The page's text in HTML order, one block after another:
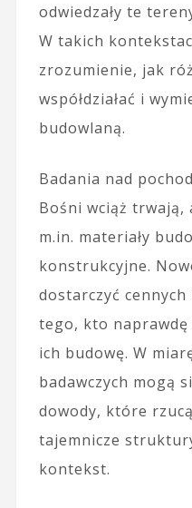
odwiedzały te
W takich
zrozumienie, jak
współdziałać i
budowlaną.
Badania nad
Bośni wciąż trwają,
m.in. materiały
konstrukcyjne.
dostarczyć
tego, kto naprawdę
ich budowę. W
badawczych mogą
dowody, które
tajemnicze
kontekst.